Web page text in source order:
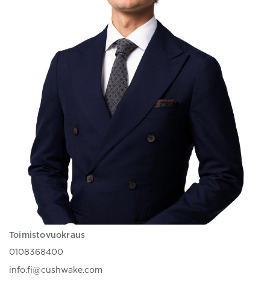
Toimistovuokraus
0108368400
info.fi@cushwake.com